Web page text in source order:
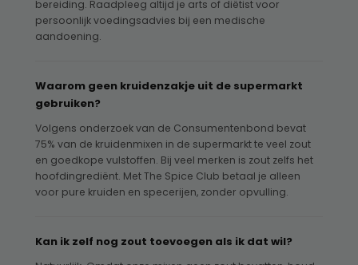
bereiding. Raadpleeg altijd je arts of diëtist voor
persoonlijk voedingsadvies bij een medische
aandoening.
Waarom geen kruidenzakje uit de supermarkt
gebruiken?
Volgens onderzoek van de Consumentenbond bevat
75% van de kruidenmixen in de supermarkt te veel zout
en goedkope vulstoffen. Bij veel merken is zout zelfs het
hoofdingrediënt. Met The Spice Club betaal je alleen
voor pure kruiden en specerijen, zonder opvulling.
Kan ik zelf nog zout toevoegen als ik dat wil?